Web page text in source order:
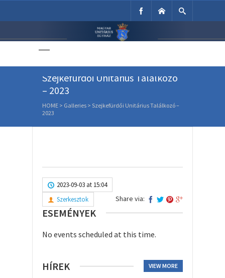
Unitárius Egyház
Szejkefürdői Unitárius Találkozó
– 2023
HOME > Galleries > Szejkefürdői Unitárius Találkozó –
2023
2023-09-03 at 15:04
Szerkesztok
Share via:
ESEMÉNYEK
No events scheduled at this time.
HÍREK VIEW MORE